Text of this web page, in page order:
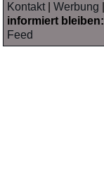
Kontakt|Werbung
informiert bleiben:
Feed